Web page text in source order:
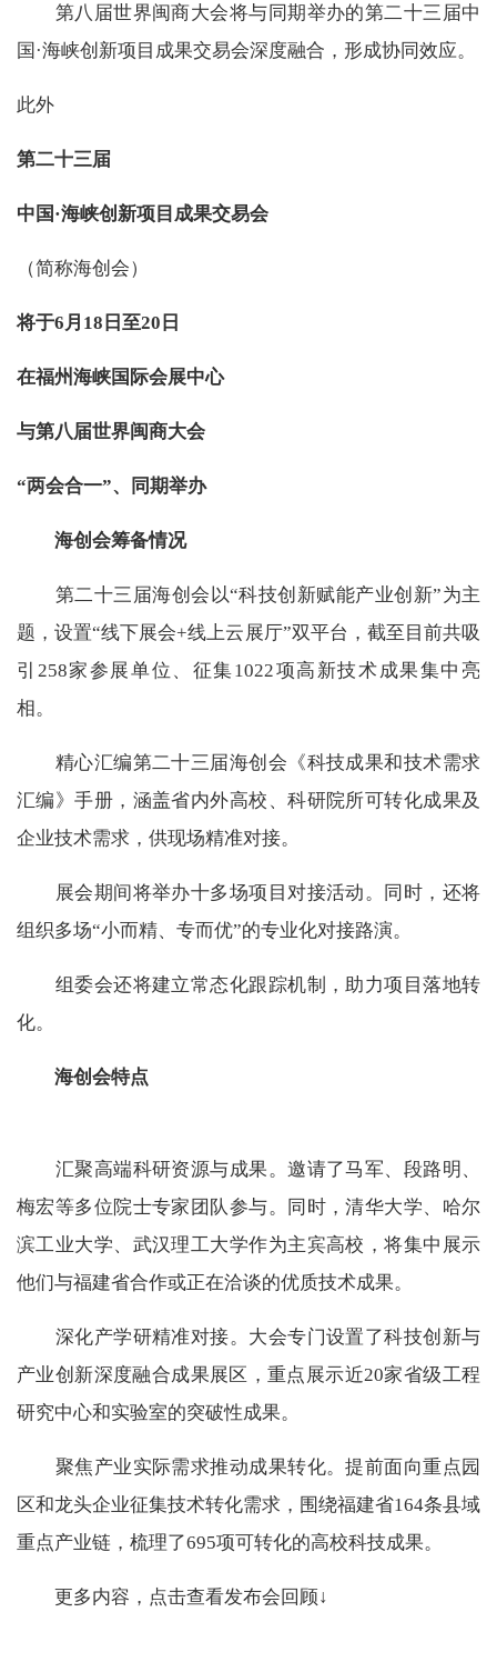
第八届世界闽商大会将与同期举办的第二十三届中
国·海峡创新项目成果交易会深度融合，形成协同效应。
此外
第二十三届
中国·海峡创新项目成果交易会
（简称海创会）
将于6月18日至20日
在福州海峡国际会展中心
与第八届世界闽商大会
“两会合一”、同期举办
海创会筹备情况
第二十三届海创会以“科技创新赋能产业创新”为主
题，设置“线下展会+线上云展厅”双平台，截至目前共吸
引258家参展单位、征集1022项高新技术成果集中亮
相。
精心汇编第二十三届海创会《科技成果和技术需求
汇编》手册，涵盖省内外高校、科研院所可转化成果及
企业技术需求，供现场精准对接。
展会期间将举办十多场项目对接活动。同时，还将
组织多场“小而精、专而优”的专业化对接路演。
组委会还将建立常态化跟踪机制，助力项目落地转
化。
海创会特点
汇聚高端科研资源与成果。邀请了马军、段路明、
梅宏等多位院士专家团队参与。同时，清华大学、哈尔
滨工业大学、武汉理工大学作为主宾高校，将集中展示
他们与福建省合作或正在洽谈的优质技术成果。
深化产学研精准对接。大会专门设置了科技创新与
产业创新深度融合成果展区，重点展示近20家省级工程
研究中心和实验室的突破性成果。
聚焦产业实际需求推动成果转化。提前面向重点园
区和龙头企业征集技术转化需求，围绕福建省164条县域
重点产业链，梳理了695项可转化的高校科技成果。
更多内容，点击查看发布会回顾↓